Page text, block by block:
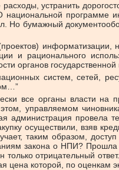
устранить
программе
бумажный
информатизации,
и рационального
органов государственной
систем, сетей,
все органы власти на
управляемом
администрация провела
осуществили, взяв
таким образом,
закона о НПИ?
отрицательный
которой, по оценкам